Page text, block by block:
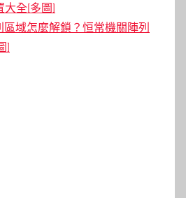
大全[多圖]
域怎麼解鎖？恒常機關陣列
]